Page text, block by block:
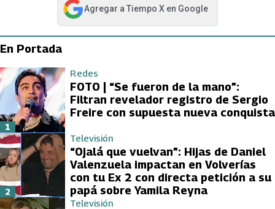
Agregar a Tiempo Xen Google
abre en nueva pestaña
En Portada
Redes
FOTO | “Se fueron de la mano”:
Filtran revelador registro de Sergio
Freire con supuesta nueva conquista
1
Televisión
“Ojalá que vuelvan”: Hijas de Daniel
Valenzuela impactan en Volverías
con tu Ex 2 con directa petición a su
papá sobre Yamila Reyna
2
Televisión